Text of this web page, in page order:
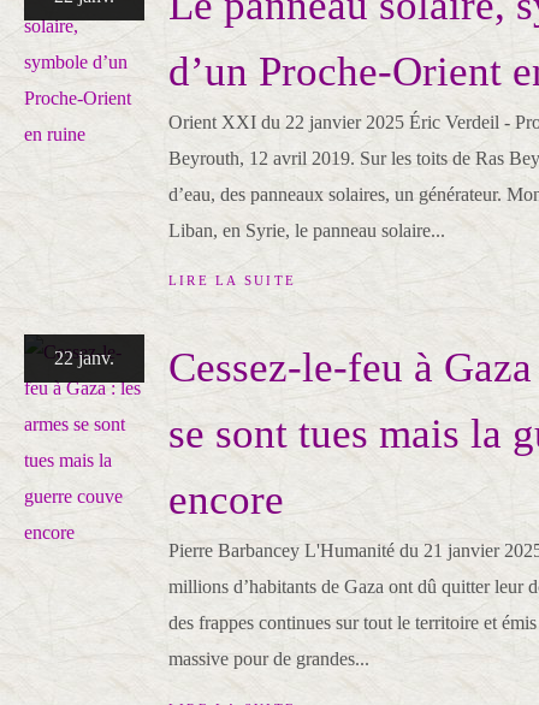
d’un Proche-Orient
Orient XXI du 22 janvier 2025 Éric Verdeil -
Beyrouth, 12 avril 2019. Sur les toits de Ras
d’eau, des panneaux solaires, un générateur.
Liban, en Syrie, le panneau solaire...
LIRE LA SUITE
22 janv.
Cessez-le-feu à
se sont tues mais la
encore
Pierre Barbancey L'Humanité du 21 janvier
millions d’habitants de Gaza ont dû quitter leur
des frappes continues sur tout le territoire et
massive pour de grandes...